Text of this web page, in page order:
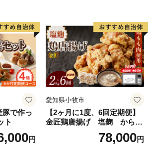
豚で作っ
ト
円
愛知県小牧市
【2ヶ月に1度、6回定期便】
金匠鶏唐揚げ 塩麹 からあ
78,000円